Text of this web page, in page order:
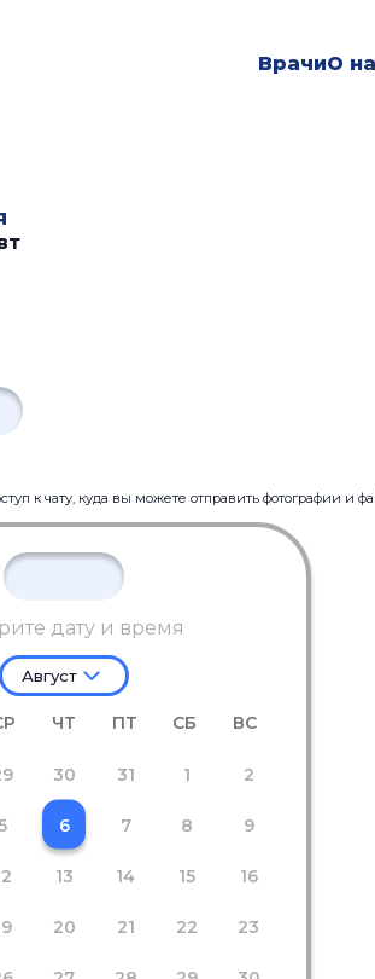
ВрачиО
к чату, куда вы можете отправить фотографии и
дату и время
Август
ЧТ ПТ СБ ВС
30 31 1 2
6 7 8 9
13 14 15 16
20 21 22 23